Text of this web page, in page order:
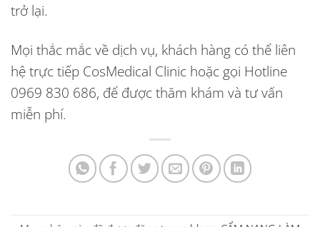
trở lại.
Mọi thắc mắc về dịch vụ, khách hàng có thể liên
hệ trực tiếp CosMedical Clinic hoặc gọi Hotline
0969 830 686, để được thăm khám và tư vấn
miễn phí.